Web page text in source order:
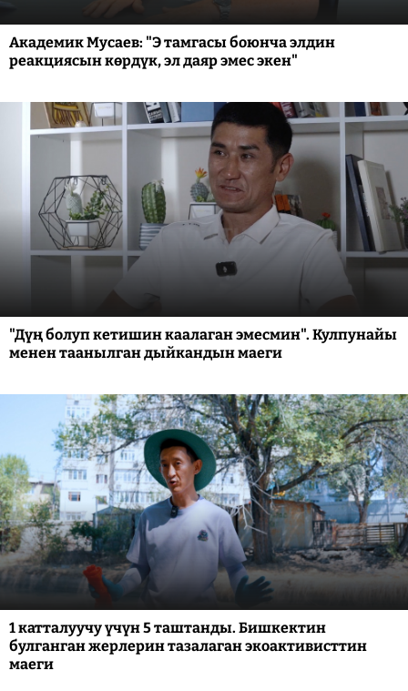
Академик Мусаев: "Э тамгасы боюнча элдин
реакциясын көрдүк, эл даяр эмес экен"
"Дүң болуп кетишин каалаган эмесмин". Кулпунайы
менен таанылган дыйкандын маеги
1 катталуучу үчүн 5 таштанды. Бишкектин
булганган жерлерин тазалаган экоактивисттин
маеги